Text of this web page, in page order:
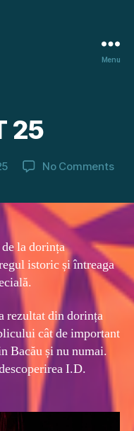
Menu
25
No Commentson
25
la dorința
istoric și întreaga
rezultat din dorința
cât de important
Bacău și nu numai.
I.D.